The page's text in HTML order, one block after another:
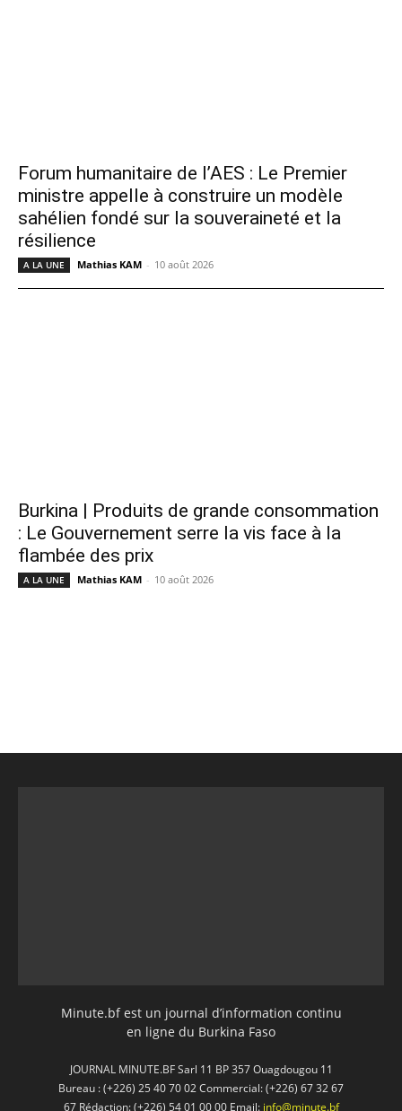
Forum humanitaire de l’AES : Le Premier
ministre appelle à construire un modèle
sahélien fondé sur la souveraineté et la
résilience
A LA UNE Mathias KAM - 10 août 2026
Burkina | Produits de grande consommation
: Le Gouvernement serre la vis face à la
flambée des prix
A LA UNE Mathias KAM - 10 août 2026
Minute.bf est un journal d’information continu
en ligne du Burkina Faso
JOURNAL MINUTE.BF Sarl 11 BP 357 Ouagdougou 11
Bureau : (+226) 25 40 70 02 Commercial: (+226) 67 32 67
67 Rédaction: (+226) 54 01 00 00 Email: info@minute.bf